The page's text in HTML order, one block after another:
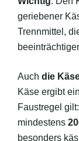
geriebener
Trennmittel,
Auch die
Käse ergibt
Faustregel
mindestens
besonders